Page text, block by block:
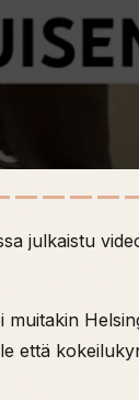
julkaistu
että